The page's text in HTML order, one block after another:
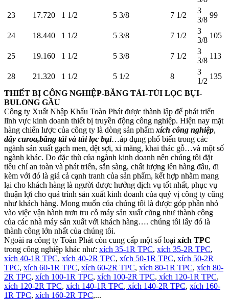
23
17.720 1 1/2 5 3/8 7 1/2
3
3/8
99
24 18.440 1 1/2 5 3/8 7 1/2
3
3/8
105
25 19.160 1 1/2 5 3/8 7 1/2
3
3/8
113
28 21.320 1 1/2 5 1/2 8
3
1/2
135
THIẾT BỊ CÔNG NGHIỆP-BĂNG TẢI-TÚI LỌC BỤI-
BULONG GẦU
Công ty Xuất Nhập Khẩu Toàn Phát được thành lập để phát triển
lĩnh vực kinh doanh thiết bị truyền động công nghiệp. Hiện nay mặt
hàng chiến lược của công ty là dòng sản phẩm xích công nghiệp,
dây curoa,băng tải và túi lọc bụi…áp dụng phổ biến trong các
ngành sản xuất gạch men, dệt sợi, xi măng, khai thác gỗ…và một số
ngành khác. Do đặc thù của ngành kinh doanh nên chúng tôi đặt
tiêu chí an toàn và phát triển, sẵn sàng, chất lượng lên hàng đâu, đi
kèm với đó là giá cả cạnh tranh của sản phẩm, kết hợp nhằm mang
lại cho khách hàng là người được hưởng dịch vụ tốt nhất, phục vụ
thuận lợi cho quá trình sản xuất kinh doanh của quý vị công ty cũng
như khách hàng. Mong muốn của chúng tôi là được góp phần nhỏ
vào việc vận hành trơn tru cỗ máy sản xuất cũng như thành công
của các nhà máy sản xuất với khách hàng…. chúng tôi lấy đó là
thành công lớn nhất của chúng tôi.
Ngoài ra công ty Toàn Phát còn cung cấp một số loại xích TPC
trong công nghiệp khác như: xích 35-1R TPC, xích 35-2R TPC,
xích 40-1R TPC, xích 40-2R TPC, xích 50-1R TPC, xích 50-2R
TPC, xích 60-1R TPC, xích 60-2R TPC, xích 80-1R TPC, xích 80-
2R TPC, xích 100-1R TPC, xích 100-2R TPC, xích 120-1R TPC,
xích 120-2R TPC, xích 140-1R TPC, xích 140-2R TPC, xích 160-
1R TPC, xích 160-2R TPC,...